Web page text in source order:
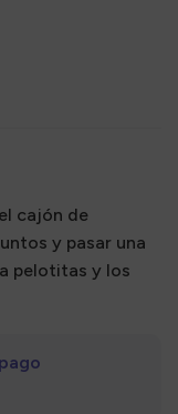
cajón de
y pasar una
pelotitas y los